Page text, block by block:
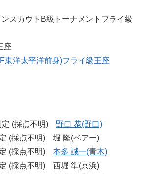
スカウトB級トーナメントフライ級
座
東洋太平洋前身)フライ級王座
(採点不明) 野口 恭(野口)
(採点不明) 堀 隆(ベアー)
(採点不明) 本多 誠一(青木)
(採点不明) 西堀 準(京浜)